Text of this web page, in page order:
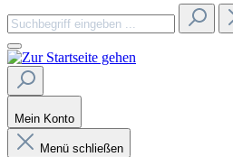
Mein Konto
Menü schließen